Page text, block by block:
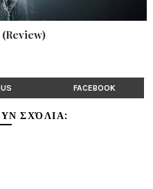
FACEBOOK
ΣΧΌΛΙΑ: